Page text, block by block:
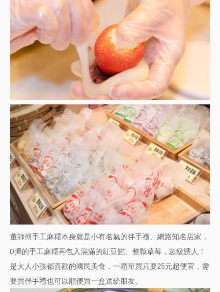
董師傅手工麻糬本身就是小有名氣的伴手禮、網路知名店家，
Q彈的手工麻糬再包入滿滿的紅豆餡、整顆草莓，超級誘人！
是大人小孩都喜歡的國民美食，一顆單買只要25元超便宜，需
要買伴手禮也可以順便買一盒送給朋友。